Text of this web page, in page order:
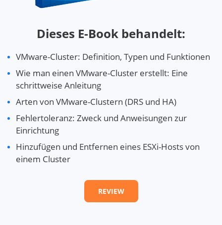
Dieses E-Book behandelt:
VMware-Cluster: Definition, Typen und Funktionen
Wie man einen VMware-Cluster erstellt: Eine
schrittweise Anleitung
Arten von VMware-Clustern (DRS und HA)
Fehlertoleranz: Zweck und Anweisungen zur
Einrichtung
Hinzufügen und Entfernen eines ESXi-Hosts von
einem Cluster
REVIEW